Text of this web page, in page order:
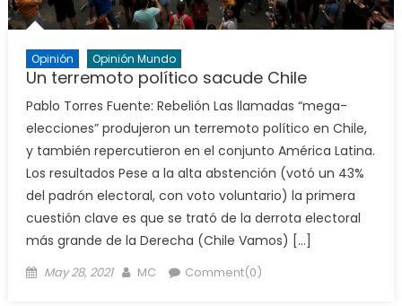
Opinión Opinión Mundo
Un terremoto político sacude Chile
Pablo Torres Fuente: Rebelión Las llamadas “mega-
elecciones” produjeron un terremoto político en Chile,
y también repercutieron en el conjunto América Latina.
Los resultados Pese a la alta abstención (votó un 43%
del padrón electoral, con voto voluntario) la primera
cuestión clave es que se trató de la derrota electoral
más grande de la Derecha (Chile Vamos) […]
Posted
May 28, 2021 Author
MC Comment(0)